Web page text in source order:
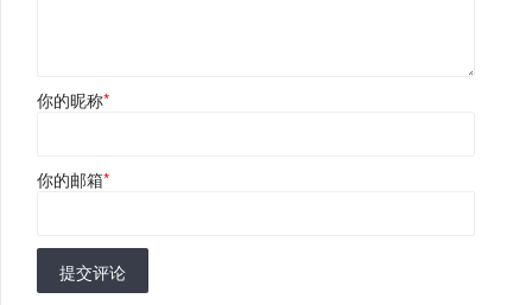
你的昵称*
你的邮箱*
提交评论